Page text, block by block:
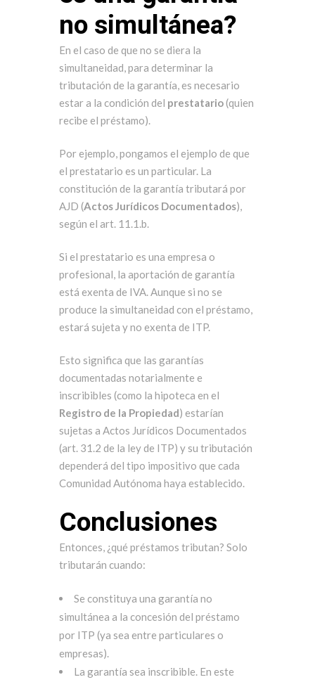
no simultánea?
En el caso de que no se diera la
simultaneidad, para determinar la
tributación de la garantía, es necesario
estar a la condición del prestatario(quien
recibe el préstamo).
Por ejemplo, pongamos el ejemplo de que
el prestatario es un particular. La
constitución de la garantía tributará por
AJD (Actos Jurídicos Documentados),
según el art. 11.1.b.
Si el prestatario es una empresa o
profesional, la aportación de garantía
está exenta de IVA. Aunque si no se
produce la simultaneidad con el préstamo,
estará sujeta y no exenta de ITP.
Esto significa que las garantías
documentadas notarialmente e
inscribibles (como la hipoteca en el
Registro de la Propiedad) estarían
sujetas a Actos Jurídicos Documentados
(art. 31.2 de la ley de ITP) y su tributación
dependerá del tipo impositivo que cada
Comunidad Autónoma haya establecido.
Conclusiones
Entonces, ¿qué préstamos tributan? Solo
tributarán cuando:
Se constituya una garantía no
simultánea a la concesión del préstamo
por ITP (ya sea entre particulares o
empresas).
La garantía sea inscribible. En este